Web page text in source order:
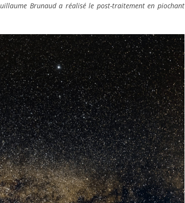
Brunaud a réalisé le post-traitement en piochant